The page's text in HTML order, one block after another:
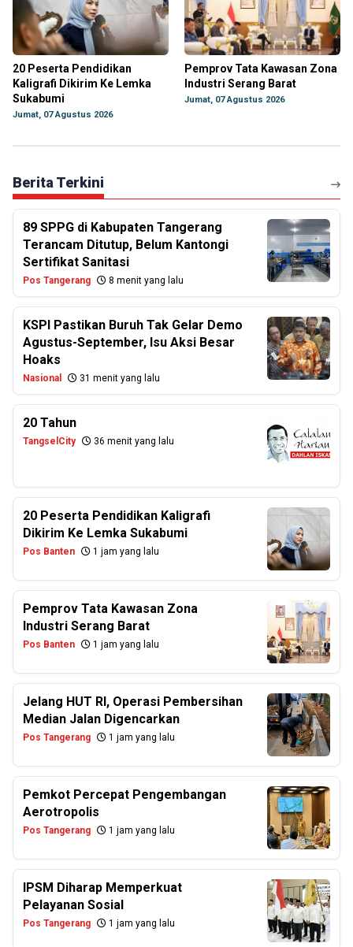
20 Peserta Pendidikan
Kaligrafi Dikirim Ke Lemka
Sukabumi
Jumat, 07 Agustus 2026
Pemprov Tata Kawasan Zona
Industri Serang Barat
Jumat, 07 Agustus 2026
Berita Terkini
89 SPPG di Kabupaten Tangerang
Terancam Ditutup, Belum Kantongi
Sertifikat Sanitasi
Pos Tangerang 8 menit yang lalu
KSPI Pastikan Buruh Tak Gelar Demo
Agustus-September, Isu Aksi Besar
Hoaks
Nasional 31 menit yang lalu
20 Tahun
TangselCity 36 menit yang lalu
20 Peserta Pendidikan Kaligrafi
Dikirim Ke Lemka Sukabumi
Pos Banten 1 jam yang lalu
Pemprov Tata Kawasan Zona
Industri Serang Barat
Pos Banten 1 jam yang lalu
Jelang HUT RI, Operasi Pembersihan
Median Jalan Digencarkan
Pos Tangerang 1 jam yang lalu
Pemkot Percepat Pengembangan
Aerotropolis
Pos Tangerang 1 jam yang lalu
IPSM Diharap Memperkuat
Pelayanan Sosial
Pos Tangerang 1 jam yang lalu